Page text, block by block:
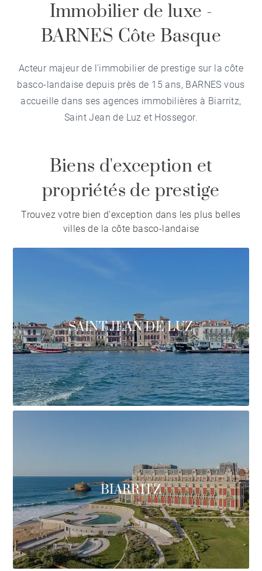
Immobilier de luxe -
BARNES Côte Basque
Acteur majeur de l'immobilier de prestige sur la côte
basco-landaise depuis près de 15 ans, BARNES vous
accueille dans ses agences immobilières à Biarritz,
Saint Jean de Luz et Hossegor.
Biens d'exception et
propriétés de prestige
Trouvez votre bien d'exception dans les plus belles
villes de la côte basco-landaise
SAINT JEAN DE LUZ
BIARRITZ